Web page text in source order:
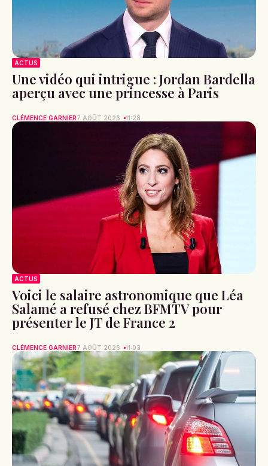
ACTUS
Une vidéo qui intrigue : Jordan Bardella
aperçu avec une princesse à Paris
CLÉMENCE GARNIER7 AOÛT 2026 11:28
ACTUS
Voici le salaire astronomique que Léa
Salamé a refusé chez BFMTV pour
présenter le JT de France 2
CLÉMENCE GARNIER7 AOÛT 2026 11:03